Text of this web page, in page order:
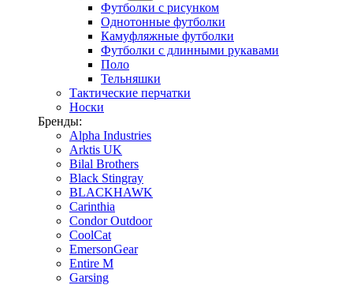
Футболки с рисунком
Однотонные футболки
Камуфляжные футболки
Футболки с длинными рукавами
Поло
Тельняшки
Тактические перчатки
Носки
Бренды:
Alpha Industries
Arktis UK
Bilal Brothers
Black Stingray
BLACKHAWK
Carinthia
Condor Outdoor
CoolCat
EmersonGear
Entire M
Garsing